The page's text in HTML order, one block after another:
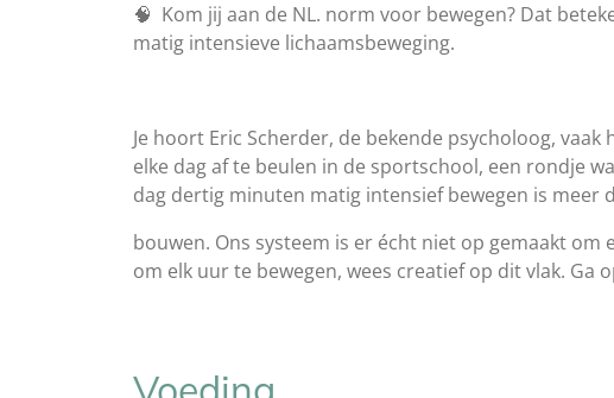
🧠 Kom jij aan de NL. norm voor bewegen? Dat
matig intensieve lichaamsbeweging.
Je hoort Eric Scherder, de bekende psycholoog,
elke dag af te beulen in de sportschool, een rondje
dag dertig minuten matig intensief bewegen is meer
bouwen. Ons systeem is er écht niet op gemaakt
om elk uur te bewegen, wees creatief op dit vlak.